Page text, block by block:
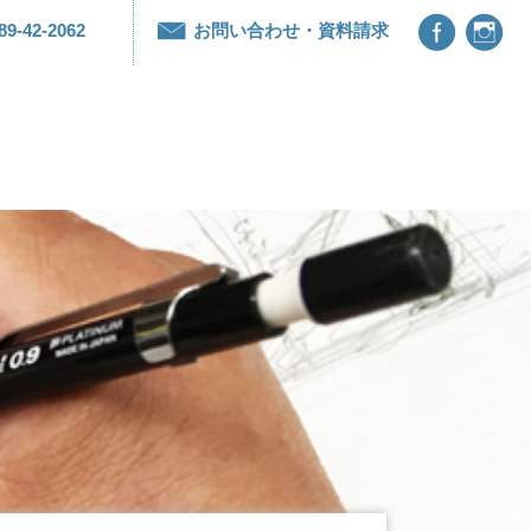
42-2062 お問い合わせ・資料請求  